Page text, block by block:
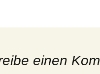
einen